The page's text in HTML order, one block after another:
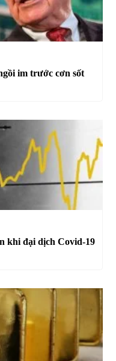
im trước cơn sốt
khi đại dịch Covid-19